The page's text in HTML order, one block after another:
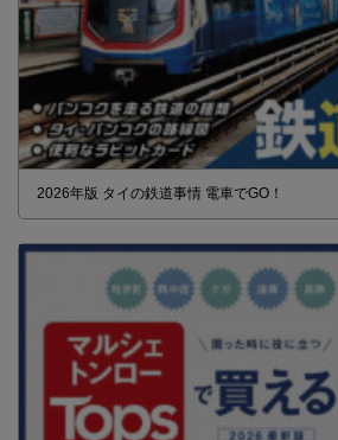
2026年版 タイの鉄道事情 電車でGO！